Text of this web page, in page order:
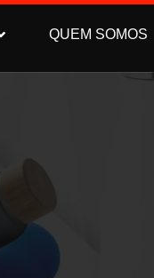
QUEM SOMOS